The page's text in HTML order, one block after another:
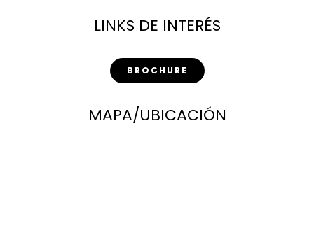
LINKS DE INTERÉS
BROCHURE
MAPA/UBICACIÓN